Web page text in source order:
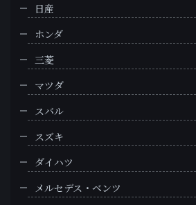
日産
ホンダ
三菱
マツダ
スバル
スズキ
ダイハツ
メルセデス・ベンツ